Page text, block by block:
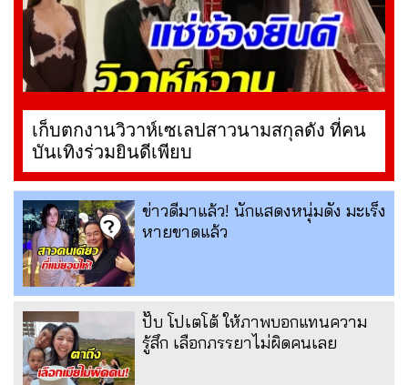
เก็บตกงานวิวาห์เซเลปสาวนามสกุลดัง ที่คน
บันเทิงร่วมยินดีเพียบ
ข่าวดีมาแล้ว! นักแสดงหนุ่มดัง มะเร็ง
หายขาดแล้ว
ปั๊บ โปเตโต้ ให้ภาพบอกแทนความ
รู้สึก เลือกภรรยาไม่ผิดคนเลย